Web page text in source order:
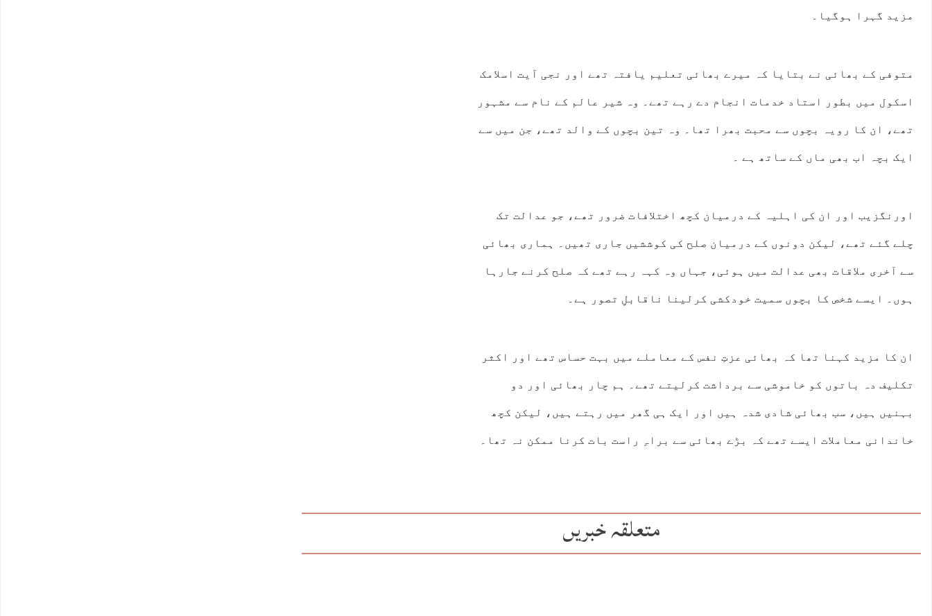
مزید گہرا ہوگیا۔
متوفی کے بھائی نے بتایا کہ میرے بھائی تعلیم یافتہ تھے اور نجی آیت اسلامک
اسکول میں بطور استاد خدمات انجام دے رہے تھے۔ وہ شیر عالم کے نام سے مشہور
تھے، ان کا رویہ بچوں سے محبت بھرا تھا۔ وہ تین بچوں کے والد تھے، جن میں سے
ایک بچہ اب بھی ماں کے ساتھ ہے ۔
اورنگزیب اور ان کی اہلیہ کے درمیان کچھ اختلافات ضرور تھے، جو عدالت تک
چلے گئے تھے، لیکن دونوں کے درمیان صلح کی کوششیں جاری تھیں۔ ہماری بھائی
سے آخری ملاقات بھی عدالت میں ہوئی، جہاں وہ کہہ رہے تھے کہ صلح کرنے جارہا
ہوں۔ ایسے شخص کا بچوں سمیت خودکشی کرلینا ناقابلِ تصور ہے۔
ان کا مزید کہنا تھا کہ بھائی عزتِ نفس کے معاملے میں بہت حساس تھے اور اکثر
تکلیف دہ باتوں کو خاموشی سے برداشت کرلیتے تھے۔ ہم چار بھائی اور دو
بہنیں ہیں، سب بھائی شادی شدہ ہیں اور ایک ہی گھر میں رہتے ہیں، لیکن کچھ
خاندانی معاملات ایسے تھے کہ بڑے بھائی سے براہِ راست بات کرنا ممکن نہ تھا۔
متعلقہ خبریں